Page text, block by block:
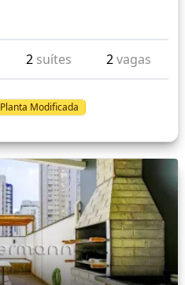
2 suítes 2vagas
Planta Modificada